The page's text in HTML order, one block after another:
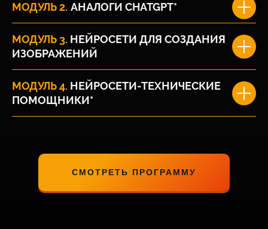
МОДУЛЬ 2. АНАЛОГИ CHATGPT*
МОДУЛЬ 3. НЕЙРОСЕТИ ДЛЯ СОЗДАНИЯ
ИЗОБРАЖЕНИЙ
МОДУЛЬ 4. НЕЙРОСЕТИ-ТЕХНИЧЕСКИЕ
ПОМОЩНИКИ*
СМОТРЕТЬ ПРОГРАММУ